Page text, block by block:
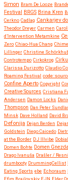
Simon Bram De Looze
Festival
BRGS Brina Kren
Cerkno Cadlag Cankarjev
Theodor Dreyer Carmen
d’Intervention Metamkine
Zero Chiao-Hua Chang
Lillinger Christine
Controtempo Cirkokrog
Clarissa Durizotto Claudio
Roaming Festival
Confine Aperto Copyright
Creative Sources Cristiana
Andersen Damon Locks
Thompson Dan Peter
Minsk Dave Holland David
Defonija Dejan Berden
Goldstein Diego Caicedo
at the Border DJ Illvibe
Domen Bohte Domen Gnezda
Drago Ivanuša Drašler /
drumbooty DrummingCellist
Eating Sports ebe Echoraum
Efim Brailovskiy EJN Elder